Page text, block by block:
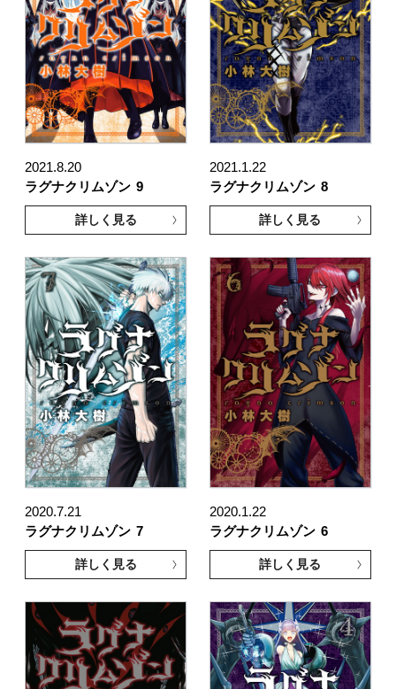
2021.8.20
ラグナクリムゾン 9
詳しく見る
2021.1.22
ラグナクリムゾン 8
詳しく見る
2020.7.21
ラグナクリムゾン 7
詳しく見る
2020.1.22
ラグナクリムゾン 6
詳しく見る